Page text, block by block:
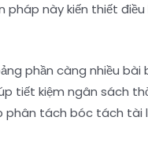
pháp này kiến thiết
phần càng nhiều bài
tiết kiệm ngân sách
phân tách bóc tách tài